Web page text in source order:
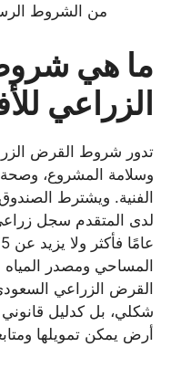
من الشروط
ما هي
الزراعي
تدور شروط القرض
وسلامة المشروع، وصحة
الفنية. ويشترط
المساحي ومصدر
القرض الزراعي
شكلي، بل كدليل
أرض يمكن تمويلها